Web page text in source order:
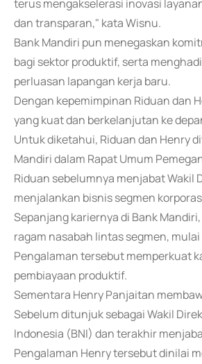
terus mengakselerasi inovasi
dan transparan," kata Wisnu.
Bank Mandiri pun menegaskan
bagi sektor produktif, serta
perluasan lapangan kerja baru.
Dengan kepemimpinan Riduan dan
yang kuat dan berkelanjutan ke
Untuk diketahui, Riduan dan Henry
Mandiri dalam Rapat Umum
Riduan sebelumnya menjabat Wakil
menjalankan bisnis segmen
Sepanjang kariernya di Bank
ragam nasabah lintas segmen,
Pengalaman tersebut memperkuat
pembiayaan produktif.
Sementara Henry Panjaitan
Sebelum ditunjuk sebagai Wakil
Indonesia (BNI) dan terakhir
Pengalaman Henry tersebut dinilai